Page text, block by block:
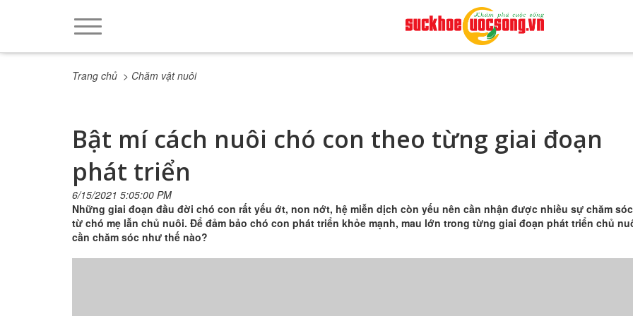
Trang chủ > Chăm vật nuôi
Bật mí cách nuôi chó con theo từng giai đoạn
phát triển
6/15/2021 5:05:00 PM
Những giai đoạn đầu đời chó con rất yếu ớt, non nớt, hệ miễn dịch còn yếu nên cần nhận được nhiều sự chăm sóc
từ chó mẹ lẫn chủ nuôi. Để đảm bảo chó con phát triển khỏe mạnh, mau lớn trong từng giai đoạn phát triển chủ
cần chăm sóc như thế nào?